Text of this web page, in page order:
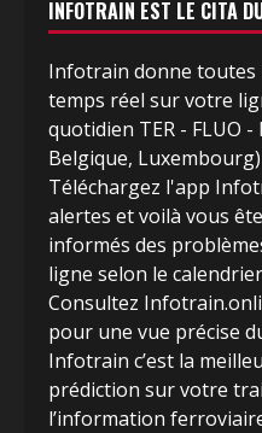
INFOTRAIN EST LE CITA
Infotrain donne toutes
temps réel sur votre
quotidien TER - FLUO -
Belgique,
Téléchargez l'app
alertes et voilà vous
informés des
ligne selon le
Consultez
pour une vue précise
Infotrain c’est la
prédiction sur votre
l’information